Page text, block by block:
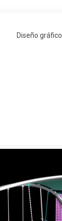
Diseño gráfico